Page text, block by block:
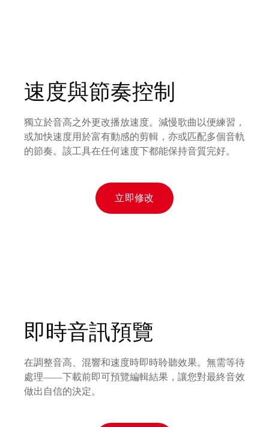
速度與節奏控制
獨立於音高之外更改播放速度。減慢歌曲以便練習，
或加快速度用於富有動感的剪輯，亦或匹配多個音軌
的節奏。該工具在任何速度下都能保持音質完好。
立即修改
即時音訊預覽
在調整音高、混響和速度時即時聆聽效果。無需等待
處理——下載前即可預覽編輯結果，讓您對最終音效
做出自信的決定。